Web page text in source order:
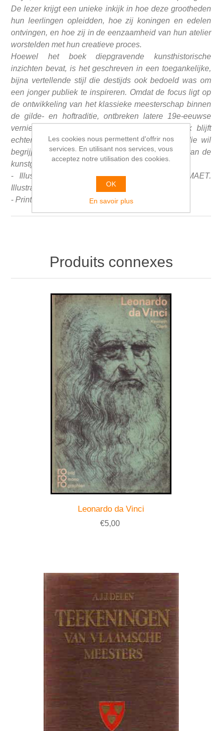
De lezer krijgt een unieke inkijk in hoe deze grootheden
hun leerlingen opleidden, hoe zij koningen en edelen
ontvingen, en hoe zij in de eenzaamheid van hun atelier
worstelden met hun creatieve proces.
Hoewel het boek diepgravende kunsthistorische
inzichten bevat, is het geschreven in een toegankelijke,
bijna vertellende stijl die destijds ook bedoeld was om
een jonger publiek te inspireren. Omdat de focus ligt op
de ontwikkeling van het klassieke meesterschap binnen
de gilde- en hoftraditie, ontbreken latere 19e-eeuwse
vernieuwers zoals Vincent van Gogh. Het werk blijft
echter een essentieel document voor iedereen die wil
begrijpen hoe de muren van het atelier de koers van de
kunstgeschiedenis hebben gevormd.
- Illustrated: Kleuromslag van A. VAN AVERMAET.
Illustraties van H. THIEMANN.
- Printer: Lombaerts, Schoten.
Produits connexes
Leonardo da Vinci
€5,00
Les cookies nous permettent d'offrir nos
services. En utilisant nos services, vous
acceptez notre utilisation des cookies.
OK
En savoir plus